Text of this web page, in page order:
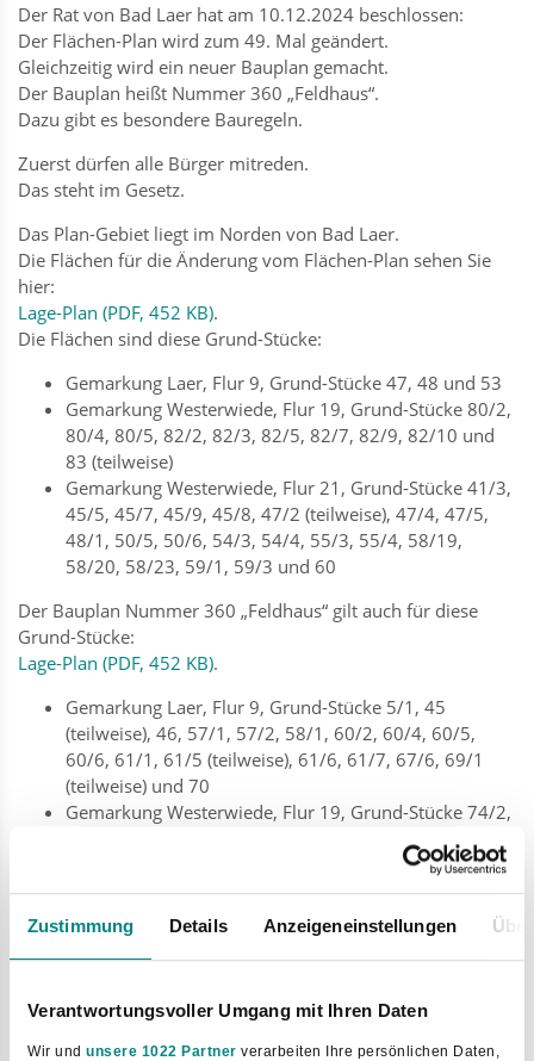
Zustimmung Details Anzeigeneinstellungen
Verantwortungsvoller Umgang mit Ihren Daten
Wir und unsere 1022 Partner verarbeiten Ihre persönlichen Daten,
Der Rat von Bad Laer hat am 10.12.2024 beschlossen:
Der Flächen-Plan wird zum 49. Mal geändert.
Gleichzeitig wird ein neuer Bauplan gemacht.
Der Bauplan heißt Nummer 360 „Feldhaus“.
Dazu gibt es besondere Bauregeln.
Zuerst dürfen alle Bürger mitreden.
Das steht im Gesetz.
Das Plan-Gebiet liegt im Norden von Bad Laer.
Die Flächen für die Änderung vom Flächen-Plan sehen Sie
hier:
Lage-Plan (PDF, 452 KB).
Die Flächen sind diese Grund-Stücke:
Gemarkung Laer, Flur 9, Grund-Stücke 47, 48 und 53
Gemarkung Westerwiede, Flur 19, Grund-Stücke 80/2,
80/4, 80/5, 82/2, 82/3, 82/5, 82/7, 82/9, 82/10 und
83 (teilweise)
Gemarkung Westerwiede, Flur 21, Grund-Stücke 41/3,
45/5, 45/7, 45/9, 45/8, 47/2 (teilweise), 47/4, 47/5,
48/1, 50/5, 50/6, 54/3, 54/4, 55/3, 55/4, 58/19,
58/20, 58/23, 59/1, 59/3 und 60
Der Bauplan Nummer 360 „Feldhaus“ gilt auch für diese
Grund-Stücke:
Lage-Plan (PDF, 452 KB).
Gemarkung Laer, Flur 9, Grund-Stücke 5/1, 45
(teilweise), 46, 57/1, 57/2, 58/1, 60/2, 60/4, 60/5,
60/6, 61/1, 61/5 (teilweise), 61/6, 61/7, 67/6, 69/1
(teilweise) und 70
Gemarkung Westerwiede, Flur 19, Grund-Stücke 74/2,
Gemarkung Westerwiede, Flur 21, Grund-Stücke 41/1,
41/3, 41/6 (teilweise), 41/67, 45/11, 47/3, 50/7, 54/5,
55/5, 55/6, 58/1, 58/4, 58/12, 58/13, 58/14, 58/15,
58/17, 58/21, 58/25, 58/26, 58/27, 58/28, 61/1 und
64
Die Firma Feldhaus will ihren Betrieb vergrößern.